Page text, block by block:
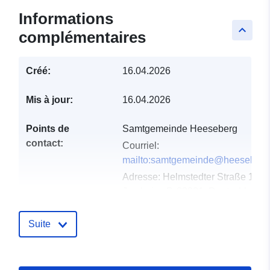
keyboard_arrow_up
Informations
complémentaires
Créé: 16.04.2026
Mis à jour: 16.04.2026
Points de
contact:
Samtgemeinde Heeseberg
Courriel:
Adresse: Helmstedter Straße 17,
Suite